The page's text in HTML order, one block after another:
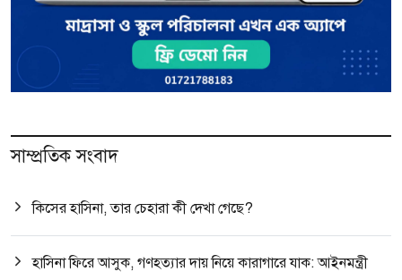
সাম্প্রতিক সংবাদ
কিসের হাসিনা, তার চেহারা কী দেখা গেছে?
হাসিনা ফিরে আসুক, গণহত্যার দায় নিয়ে কারাগারে যাক: আইনমন্ত্রী